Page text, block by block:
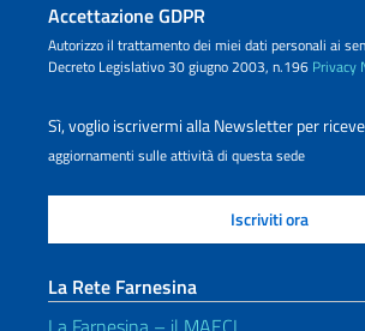
Accettazione GDPR
Autorizzo il trattamento dei miei dati personali ai
Decreto Legislativo 30 giugno 2003, n.196 Privacy
Sì, voglio iscrivermi alla Newsletter per
aggiornamenti sulle attività di questa sede
La Rete Farnesina